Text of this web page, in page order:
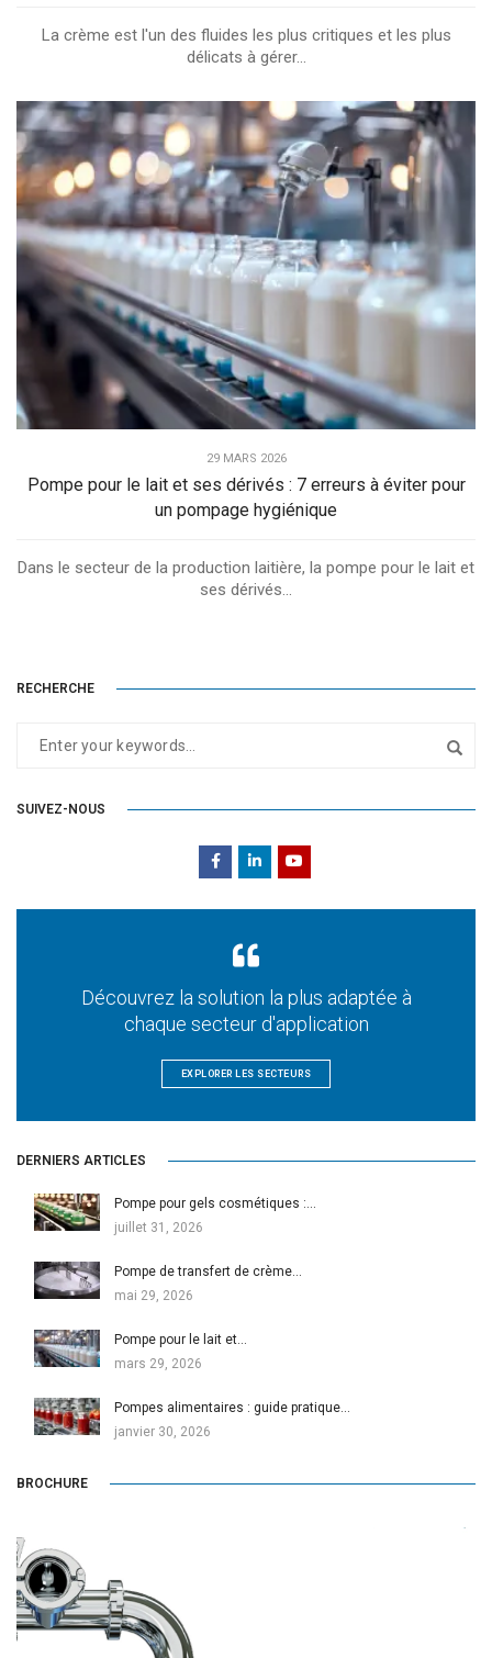
La crème est l'un des fluides les plus critiques et les plus
délicats à gérer...
29 MARS 2026
Pompe pour le lait et ses dérivés : 7 erreurs à éviter pour
un pompage hygiénique
Dans le secteur de la production laitière, la pompe pour le lait et
ses dérivés...
RECHERCHE
SUIVEZ-NOUS
Découvrez la solution la plus adaptée à
chaque secteur d'application
EXPLORER LES SECTEURS
DERNIERS ARTICLES
Pompe pour gels cosmétiques :…
juillet 31, 2026
Pompe de transfert de crème…
mai 29, 2026
Pompe pour le lait et…
mars 29, 2026
Pompes alimentaires : guide pratique…
janvier 30, 2026
BROCHURE